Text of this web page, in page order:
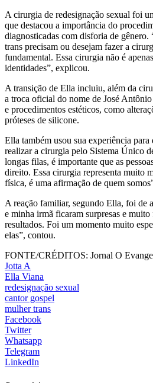
A cirurgia de redesignação sexual foi
que destacou a importância do
diagnosticadas com disforia de gênero.
trans precisam ou desejam fazer a
fundamental. Essa cirurgia não é
identidades”, explicou.
A transição de Ella incluiu, além da
a troca oficial do nome de José
e procedimentos estéticos, como
próteses de silicone.
Ella também usou sua experiência para
realizar a cirurgia pelo Sistema Único
longas filas, é importante que as
direito. Essa cirurgia representa muito
física, é uma afirmação de quem
A reação familiar, segundo Ella, foi de
e minha irmã ficaram surpresas e
resultados. Foi um momento muito
elas”, contou.
FONTE/CRÉDITOS: Jornal O
Jotta A
Ella Viana
redesignação sexual
cantor gospel
mulher trans
Facebook
Twitter
Whatsapp
Telegram
LinkedIn